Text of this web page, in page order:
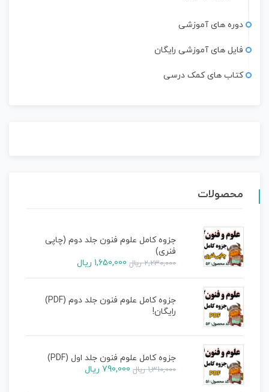
دوره های آموزشی
فایل های آموزشی رایگان
کتاب های کمک درسی
محصولات
جزوه کامل علوم فنون جلد دوم (چاپی
فنری)
2,230,000 ریال 1,650,000 ریال
جزوه کامل علوم فنون جلد دوم (PDF)
رایگان!
جزوه کامل علوم فنون جلد اول (PDF)
1,310,000 ریال 790,000 ریال